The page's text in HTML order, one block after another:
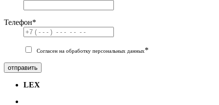
Телефон*
Согласен на обработку персональных данных*
отправить
LEX